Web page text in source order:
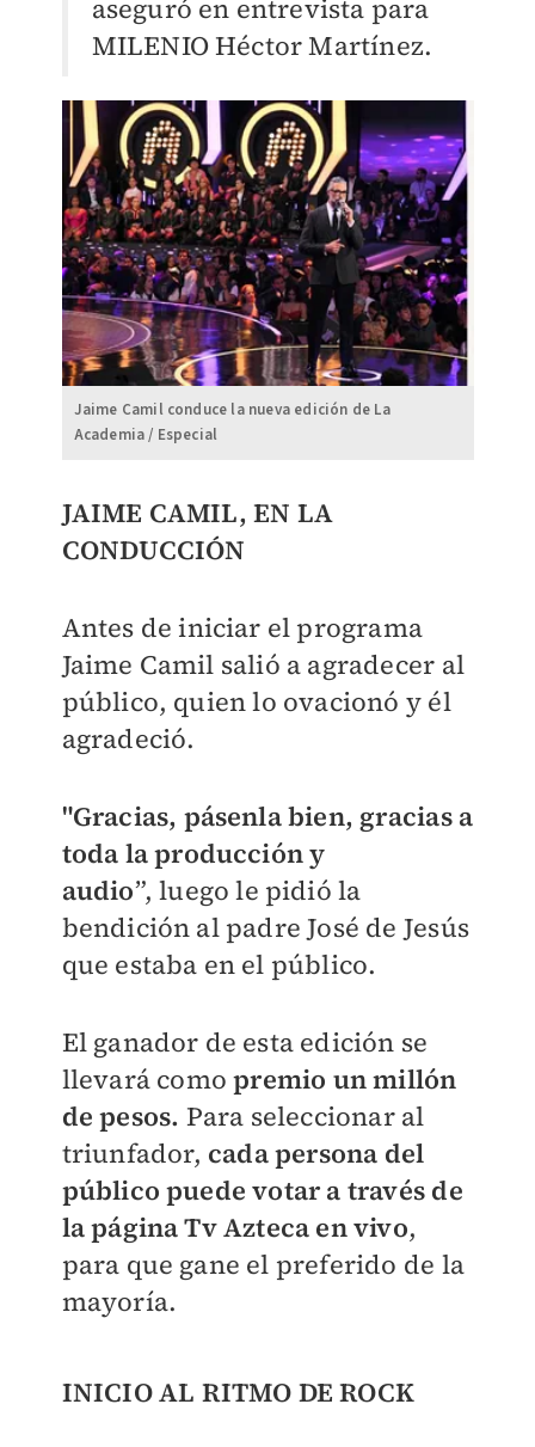
aseguró en entrevista para
MILENIO Héctor Martínez.
Jaime Camil conduce la nueva edición de La
Academia / Especial
JAIME CAMIL, EN LA
CONDUCCIÓN
Antes de iniciar el programa
Jaime Camil salió a agradecer al
público, quien lo ovacionó y él
agradeció.
"Gracias, pásenla bien, gracias a
toda la producción y
audio”, luego le pidió la
bendición al padre José de Jesús
que estaba en el público.
El ganador de esta edición se
llevará comopremio un millón
de pesos. Para seleccionar al
triunfador, cada persona del
público puede votar a través de
la página Tv Azteca en vivo,
para que gane el preferido de la
mayoría.
INICIO AL RITMO DE ROCK